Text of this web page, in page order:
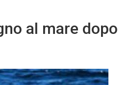
al mare dopo